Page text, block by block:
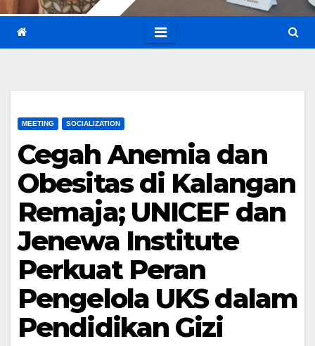
MEETING SOCIALIZATION
Cegah Anemia dan
Obesitas di Kalangan
Remaja; UNICEF dan
Jenewa Institute
Perkuat Peran
Pengelola UKS dalam
Pendidikan Gizi